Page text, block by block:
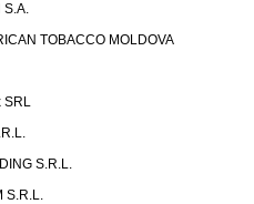
S.A.
TOBACCO MOLDOVA
SRL
S.R.L.
S.R.L.